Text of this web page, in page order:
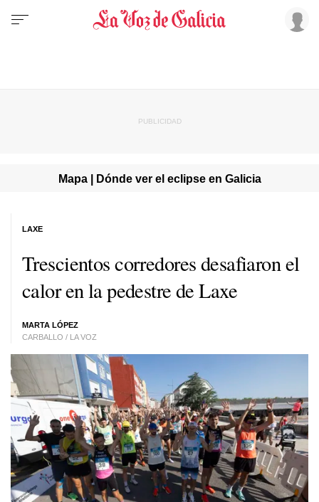
Mapa | Dónde ver el eclipse en Galicia
Trescientos corredores desafiaron el
calor en la pedestre de Laxe
MARTA LÓPEZ
CARBALLO / LA VOZ
LAXE